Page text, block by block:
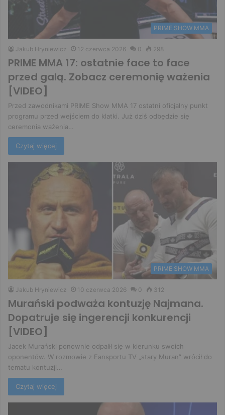
PRIME SHOW MMA
Jakub Hryniewicz 12 czerwca 2026 0 298
PRIME MMA 17: ostatnie face to face
przed galą. Zobacz ceremonię ważenia
[VIDEO]
Przed zawodnikami PRIME Show MMA 17 ostatni oficjalny punkt
programu przed wejściem do klatki. Już dziś odbędzie się
ceremonia ważenia…
Czytaj więcej
PRIME SHOW MMA
Jakub Hryniewicz 10 czerwca 2026 0 312
Murański podważa kontuzję Najmana.
Dopatruje się ingerencji konkurencji
[VIDEO]
Jacek Murański ponownie odpalił się w kierunku swoich
oponentów. W rozmowie z Fansportu TV „stary Muran” wrócił do
tematu kontuzji…
Czytaj więcej